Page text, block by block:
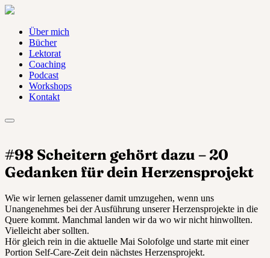
Über mich
Bücher
Lektorat
Coaching
Podcast
Workshops
Kontakt
#98 Scheitern gehört dazu – 20
Gedanken für dein Herzensprojekt
Wie wir lernen gelassener damit umzugehen, wenn uns
Unangenehmes bei der Ausführung unserer Herzensprojekte in die
Quere kommt. Manchmal landen wir da wo wir nicht hinwollten.
Vielleicht aber sollten.
Hör gleich rein in die aktuelle Mai Solofolge und starte mit einer
Portion Self-Care-Zeit dein nächstes Herzensprojekt.